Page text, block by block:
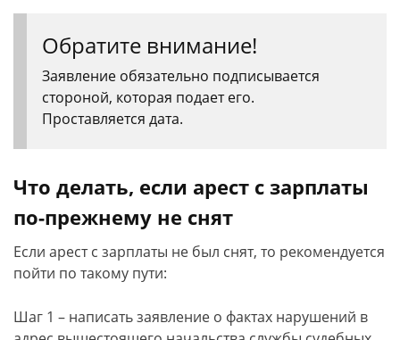
Обратите внимание!
Заявление обязательно подписывается
стороной, которая подает его.
Проставляется дата.
Что делать, если арест с зарплаты
по-прежнему не снят
Если арест с зарплаты не был снят, то рекомендуется
пойти по такому пути:
Шаг 1 – написать заявление о фактах нарушений в